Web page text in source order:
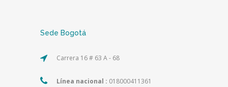
Sede Bogotá
Carrera 16 # 63 A - 68
Línea nacional : 018000411361